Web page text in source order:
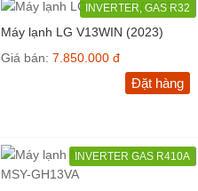
INVERTER, GAS R32
Máy lạnh LG V13WIN (2023)
Giá bán: 7.850.000 đ
Đặt hàng
INVERTER GAS R410A